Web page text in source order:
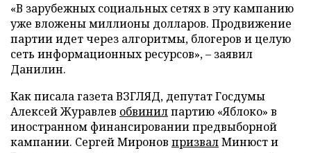
«В зарубежных социальных сетях в эту кампанию
уже вложены миллионы долларов. Продвижение
партии идет через алгоритмы, блогеров и целую
сеть информационных ресурсов», – заявил
Данилин.
Как писала газета ВЗГЛЯД, депутат Госдумы
Алексей Журавлев обвинилпартию «Яблоко» в
иностранном финансировании предвыборной
кампании. Сергей Миронов призвалМинюст и